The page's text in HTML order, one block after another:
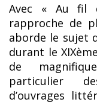
Avec « Au fil
rapproche de
aborde le sujet
durant le
de
particulier
d’ouvrages